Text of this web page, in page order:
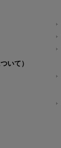
いて）